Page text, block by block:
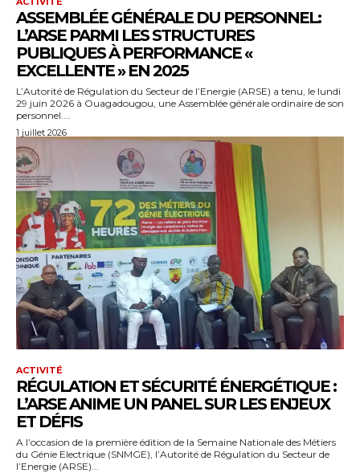
ASSEMBLÉE GÉNÉRALE DU PERSONNEL:
L’ARSE PARMI LES STRUCTURES
PUBLIQUES À PERFORMANCE «
EXCELLENTE » EN 2025
L’Autorité de Régulation du Secteur de l’Energie (ARSE) a tenu, le lundi
29 juin 2026 à Ouagadougou, une Assemblée générale ordinaire de son
personnel....
1 juillet 2026
ACTIVITÉ
RÉGULATION ET SÉCURITÉ ÉNERGÉTIQUE :
L’ARSE ANIME UN PANEL SUR LES ENJEUX
ET DÉFIS
A l’occasion de la première édition de la Semaine Nationale des Métiers
du Génie Electrique (SNMGE), l’Autorité de Régulation du Secteur de
l’Energie (ARSE)...